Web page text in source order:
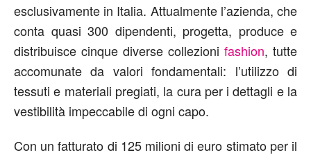
esclusivamente in Italia. Attualmente l’azienda, che
conta quasi 300 dipendenti, progetta, produce e
distribuisce cinque diverse collezioni fashion, tutte
accomunate da valori fondamentali: l’utilizzo di
tessuti e materiali pregiati, la cura per i dettagli e la
vestibilità impeccabile di ogni capo.
Con un fatturato di 125 milioni di euro stimato per il